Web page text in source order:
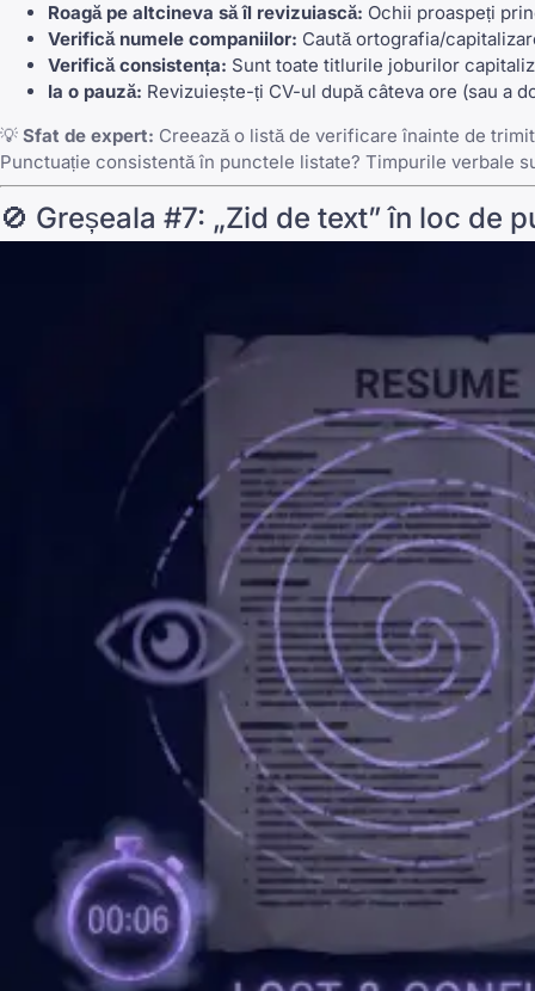
Roagă pe altcineva să îl revizuiască: Ochii proaspeți
Verifică numele companiilor: Caută ortografia/
Verifică consistența: Sunt toate titlurile joburilor
Ia o pauză: Revizuiește-ți CV-ul după câteva ore (sau a
💡 Sfat de expert: Creează o listă de verificare înainte de
Punctuație consistentă în punctele listate? Timpurile verbale
🚫 Greșeala #7: „Zid de text” în loc de